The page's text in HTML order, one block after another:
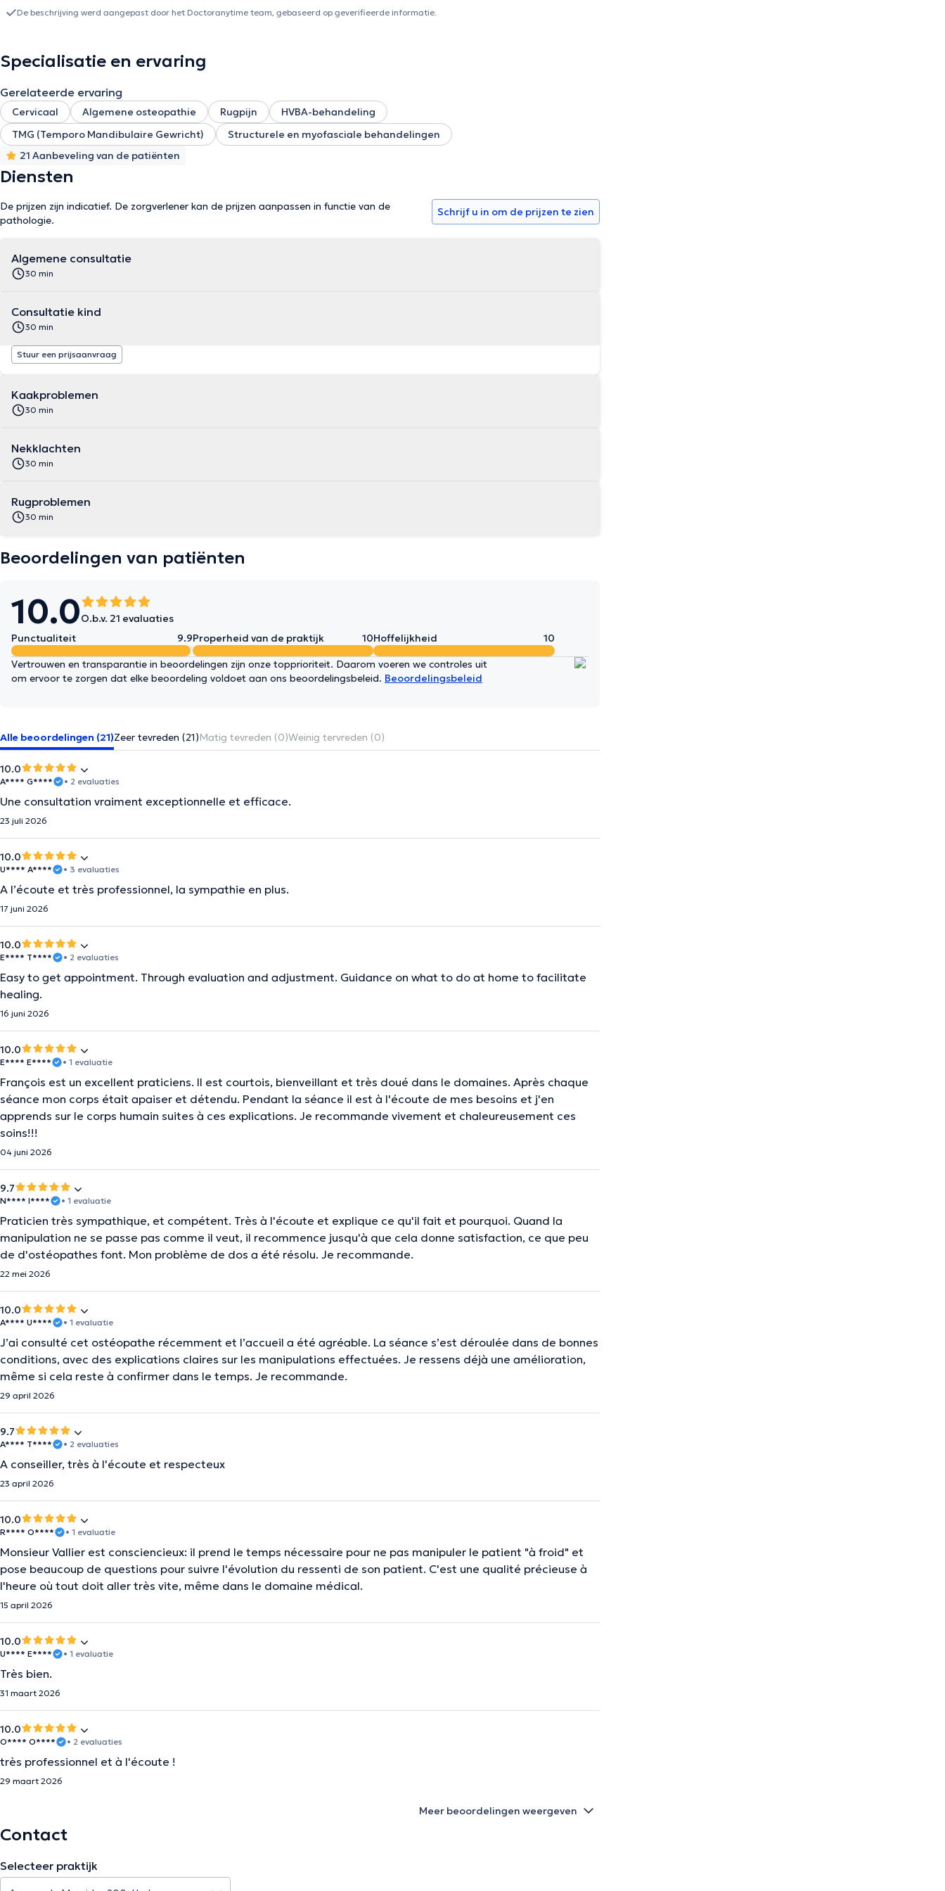
De beschrijving werd aangepast door het Doctoranytime team, gebaseerd op geverifieerde informatie.
Specialisatie en ervaring
Gerelateerde ervaring
Cervicaal Algemene osteopathie Rugpijn
HVBA-behandeling
TMG (Temporo Mandibulaire Gewricht)
Structurele en myofasciale behandelingen
21 Aanbeveling van de patiënten
Diensten
De prijzen zijn indicatief. De zorgverlener kan de prijzen aanpassen in functie van de
pathologie.
Schrijf u in om de prijzen te zien
Algemene consultatie
30 min
Consultatie kind
30 min
Stuur een prijsaanvraag
Kaakproblemen
30 min
Nekklachten
30 min
Rugproblemen
30 min
Beoordelingen van patiënten
10.0O.b.v. 21 evaluaties
Punctualiteit
9.9Properheid van de praktijk 10Hoffelijkheid 10
Vertrouwen en transparantie in beoordelingen zijn onze topprioriteit. Daarom voeren we controles uit
om ervoor te zorgen dat elke beoordeling voldoet aan ons beoordelingsbeleid. Beoordelingsbeleid
Alle beoordelingen (21)Zeer tevreden (21)Matig tevreden (0)Weinig tervreden (0)
10.0
A**** G**** • 2 evaluaties
Une consultation vraiment exceptionnelle et efficace.
23 juli 2026
10.0
U**** A**** • 3 evaluaties
A l’écoute et très professionnel, la sympathie en plus.
17 juni 2026
10.0
E**** T**** • 2 evaluaties
Easy to get appointment. Through evaluation and adjustment. Guidance on what to do at home to facilitate
healing.
16 juni 2026
10.0
E**** E**** • 1 evaluatie
François est un excellent praticiens. Il est courtois, bienveillant et très doué dans le domaines. Après chaque
séance mon corps était apaiser et détendu. Pendant la séance il est à l'écoute de mes besoins et j'en
apprends sur le corps humain suites à ces explications. Je recommande vivement et chaleureusement ces
soins!!!
04 juni 2026
9.7
N**** I**** • 1 evaluatie
Praticien très sympathique, et compétent. Très à l'écoute et explique ce qu'il fait et pourquoi. Quand la
manipulation ne se passe pas comme il veut, il recommence jusqu'à que cela donne satisfaction, ce que peu
de d'ostéopathes font. Mon problème de dos a été résolu. Je recommande.
22 mei 2026
10.0
A**** U**** • 1 evaluatie
J’ai consulté cet ostéopathe récemment et l’accueil a été agréable. La séance s’est déroulée dans de bonnes
conditions, avec des explications claires sur les manipulations effectuées. Je ressens déjà une amélioration,
même si cela reste à confirmer dans le temps. Je recommande.
29 april 2026
9.7
A**** T**** • 2 evaluaties
A conseiller, très à l'écoute et respecteux
23 april 2026
10.0
R**** O**** • 1 evaluatie
Monsieur Vallier est consciencieux: il prend le temps nécessaire pour ne pas manipuler le patient "à froid" et
pose beaucoup de questions pour suivre l'évolution du ressenti de son patient. C'est une qualité précieuse à
l'heure où tout doit aller très vite, même dans le domaine médical.
15 april 2026
10.0
U**** E**** • 1 evaluatie
Très bien.
31 maart 2026
10.0
O**** O**** • 2 evaluaties
très professionnel et à l'écoute !
29 maart 2026
Meer beoordelingen weergeven
Contact
Selecteer praktijk